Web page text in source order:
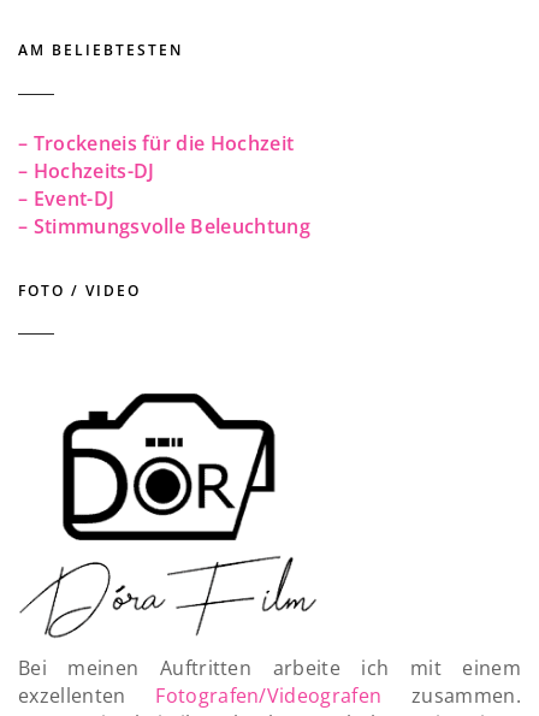
AM BELIEBTESTEN
– Trockeneis für die Hochzeit
– Hochzeits-DJ
– Event-DJ
– Stimmungsvolle Beleuchtung
FOTO / VIDEO
Bei meinen Auftritten arbeite ich mit einem
exzellenten Fotografen/Videografen zusammen.